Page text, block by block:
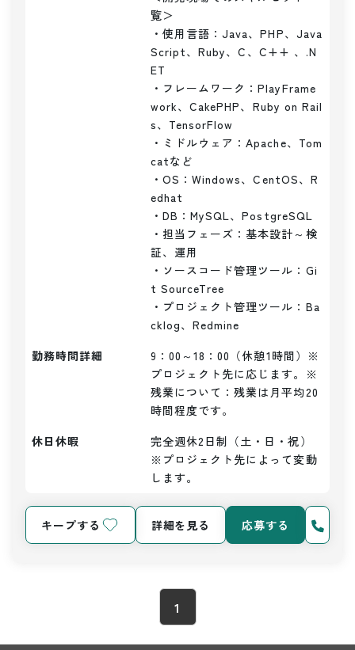
覧＞
・使用言語：Java、PHP、Java
Script、Ruby、C、C++ 、.N
ET
・フレームワーク：PlayFrame
work、CakePHP、Ruby on Rail
s、TensorFlow
・ミドルウェア：Apache、Tom
catなど
・OS：Windows、CentOS、R
edhat
・DB：MySQL、PostgreSQL
・担当フェーズ：基本設計～検
証、運用
・ソースコード管理ツール：Gi
t SourceTree
・プロジェクト管理ツール：Ba
cklog、Redmine
勤務時間詳細
9：00～18：00（休憩1時間）※
プロジェクト先に応じます。※
残業について：残業は月平均20
時間程度です。
休日休暇
完全週休2日制（土・日・祝）
※プロジェクト先によって変動
します。
キープする 詳細を見る 応募する
1